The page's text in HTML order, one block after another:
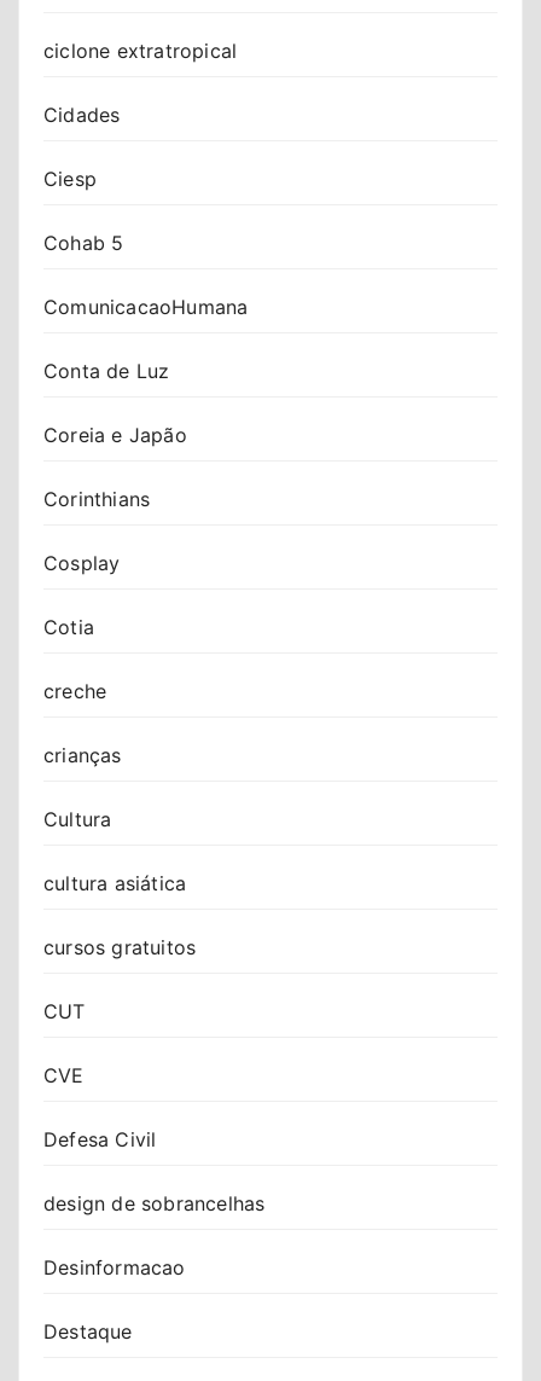
ciclone extratropical
Cidades
Ciesp
Cohab 5
ComunicacaoHumana
Conta de Luz
Coreia e Japão
Corinthians
Cosplay
Cotia
creche
crianças
Cultura
cultura asiática
cursos gratuitos
CUT
CVE
Defesa Civil
design de sobrancelhas
Desinformacao
Destaque